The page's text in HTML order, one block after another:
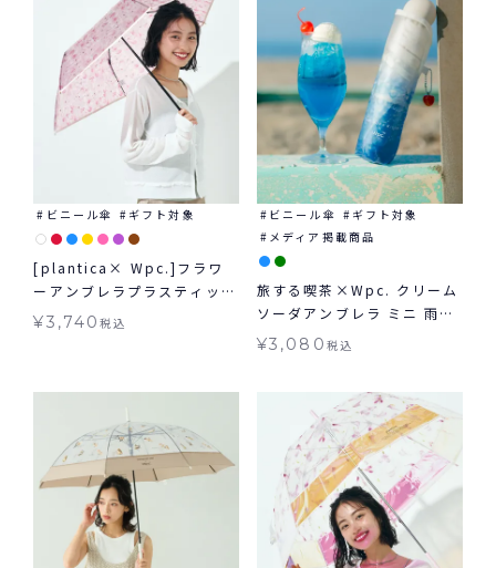
ビニール傘 ギフト対象
[plantica× Wpc.]フラワ
ーアンブレラプラスティック
ミニ Wpc. ビニール傘 折り
¥3,740税込
ビニール傘
ギフト対象
メディア掲載商品
旅する喫茶×Wpc. クリーム
ソーダアンブレラ ミニ 雨傘
折りたたみビニール傘 ギフ
¥3,080 税込